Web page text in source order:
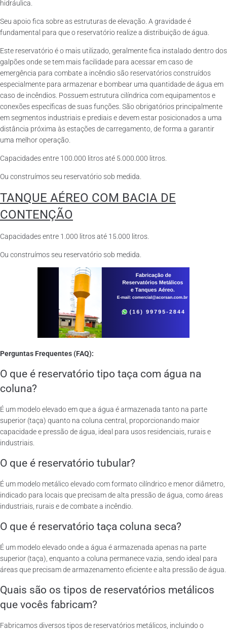
hidráulica.
Seu apoio fica sobre as estruturas de elevação. A gravidade é
fundamental para que o reservatório realize a distribuição de água.
Este reservatório é o mais utilizado, geralmente fica instalado dentro dos
galpões onde se tem mais facilidade para acessar em caso de
emergência para combate a incêndio são reservatórios construídos
especialmente para armazenar e bombear uma quantidade de água em
caso de incêndios. Possuem estrutura cilíndrica com equipamentos e
conexões específicas de suas funções. São obrigatórios principalmente
em segmentos industriais e prediais e devem estar posicionados a uma
distância próxima às estações de carregamento, de forma a garantir
uma melhor operação.
Capacidades entre 100.000 litros até 5.000.000 litros.
Ou construímos seu reservatório sob medida.
TANQUE AÉREO COM BACIA DE
CONTENÇÃO
Capacidades entre 1.000 litros até 15.000 litros.
Ou construímos seu reservatório sob medida.
Perguntas Frequentes (FAQ):
O que é reservatório tipo taça com água na
coluna?
É um modelo elevado em que a água é armazenada tanto na parte
superior (taça) quanto na coluna central, proporcionando maior
capacidade e pressão de água, ideal para usos residenciais, rurais e
industriais.
O que é reservatório tubular?
É um modelo metálico elevado com formato cilíndrico e menor diâmetro,
indicado para locais que precisam de alta pressão de água, como áreas
industriais, rurais e de combate a incêndio.
O que é reservatório taça coluna seca?
É um modelo elevado onde a água é armazenada apenas na parte
superior (taça), enquanto a coluna permanece vazia, sendo ideal para
áreas que precisam de armazenamento eficiente e alta pressão de água.
Quais são os tipos de reservatórios metálicos
que vocês fabricam?
Fabricamos diversos tipos de reservatórios metálicos, incluindo o